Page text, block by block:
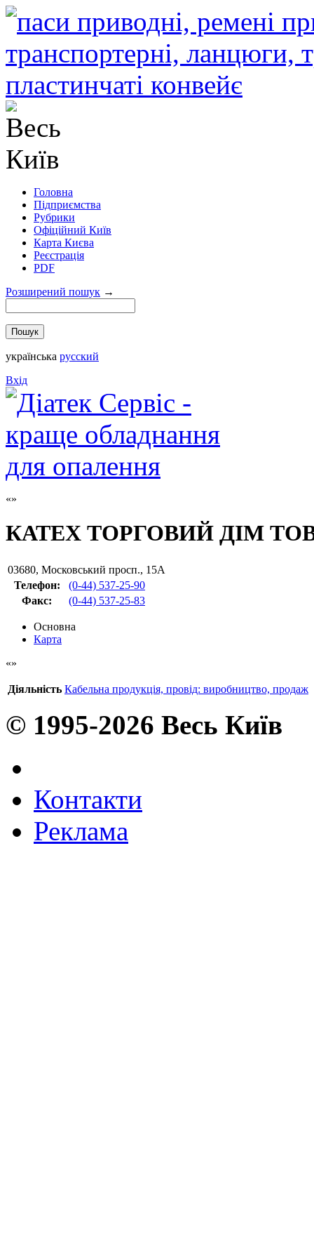
Головна
Підприємства
Рубрики
Офіційний Київ
Карта Києва
Реєстрація
PDF
Розширений пошук →
українська русский
Вхід
КАТЕХ ТОРГОВИЙ ДІМ
03680, Московський просп., 15А
Телефон:
(0-44) 537-25-90
Факс: (0-44) 537-25-83
Основна
Карта
Діяльність Кабельна продукція, провід: виробництво, продаж
© 1995-2026 Весь Київ
Контакти
Реклама